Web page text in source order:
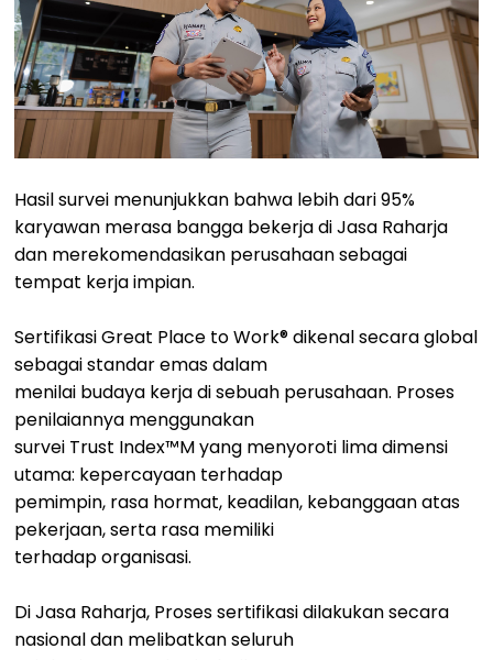
Hasil survei menunjukkan bahwa lebih dari 95%
karyawan merasa bangga bekerja di Jasa Raharja
dan merekomendasikan perusahaan sebagai
tempat kerja impian.
Sertifikasi Great Place to Work® dikenal secara global
sebagai standar emas dalam
menilai budaya kerja di sebuah perusahaan. Proses
penilaiannya menggunakan
survei Trust Index™M yang menyoroti lima dimensi
utama: kepercayaan terhadap
pemimpin, rasa hormat, keadilan, kebanggaan atas
pekerjaan, serta rasa memiliki
terhadap organisasi.
Di Jasa Raharja, Proses sertifikasi dilakukan secara
nasional dan melibatkan seluruh